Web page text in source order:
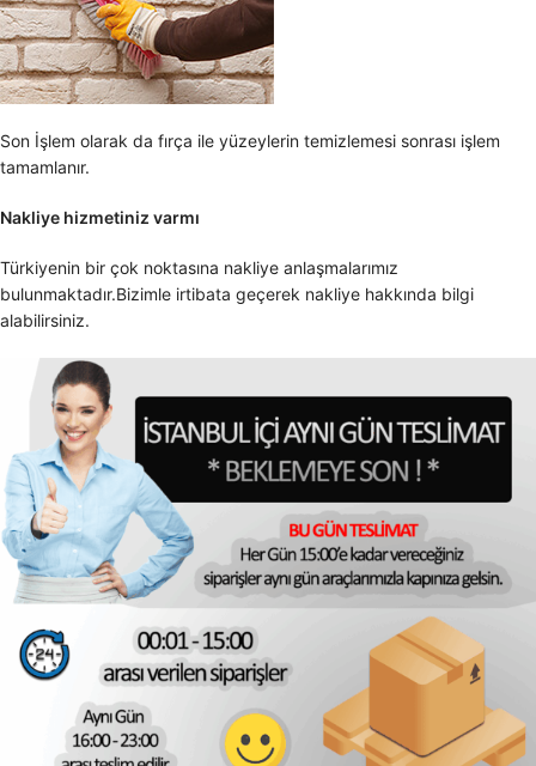
Son İşlem olarak da fırça ile yüzeylerin temizlemesi sonrası işlem
tamamlanır.
Nakliye hizmetiniz varmı
Türkiyenin bir çok noktasına nakliye anlaşmalarımız
bulunmaktadır.Bizimle irtibata geçerek nakliye hakkında bilgi
alabilirsiniz.